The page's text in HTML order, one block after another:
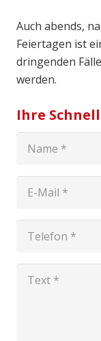
Auch abends,
Feiertagen ist
dringenden
werden.
Ihre